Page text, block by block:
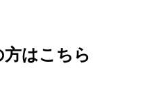
はこちら